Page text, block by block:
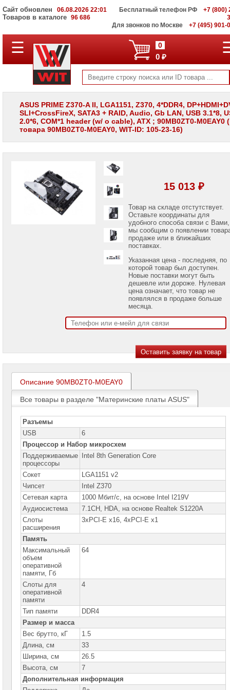
Сайт обновлен 06.08.2026 22:01
Товаров в каталоге 96 686
Бесплатный телефон РФ
+7 (800)
Для звонков по Москве
+7 (495) 901-
ПОЛНЫЙ
КАТАЛОГ
Корпоративные
серверы
WIT
Системы
хранения
данных
LCD
панели
Проекторы
Принтеры
Name
Пассивное
сетевое
оборудование
Активное
сетевое
оборудование
СХД
системы
хранения
данных
Компоненты
компьютеров
Платформы
малого
размера
Материнские
платы
Материнские
платы
ASUS
►
Материнские
платы
GIGABYTE
Процессоры
☰ 0
0 ₽
ASUS PRIME Z370-A II, LGA1151, Z370, 4*DDR4,
SLI+CrossFireX, SATA3 + RAID, Audio, Gb LAN, USB 3.1*8,
2.0*6, COM*1 header (w/ o cable), ATX ; 90MB0ZT0-M0EAY0
товара 90MB0ZT0-M0EAY0, WIT-ID: 105-23-16)
15 013 ₽
Товар на складе отстутствует.
Оставьте координаты для
удобного способа связи с Вами,
мы сообщим о появлении
продаже или в ближайших
поставках.
Указанная цена - последняя, по
которой товар был доступен.
Новые поставки могут быть
дешевле или дороже. Нулевая
цена означает, что товар не
появлялся в продаже больше
месяца.
Описание 90MB0ZT0-M0EAY0
Все товары в разделе "Материнские платы ASUS"
Разъемы
USB
6
Процессор и Набор микросхем
Поддерживаемые
процессоры
Intel 8th Generation Core
Сокет
LGA1151 v2
Чипсет
Intel Z370
Cетевая карта
1000 Мбит/с, на основе Intel I219V
Аудиосистема
7.1CH, HDA, на основе Realtek S1220A
Слоты
расширения
3xPCI-E x16, 4xPCI-E x1
Память
Максимальный
объем
оперативной
памяти, Гб
64
Слоты для
оперативной
памяти
4
Тип памяти
DDR4
Размер и масса
Вес брутто, кГ
1.5
Длина, см
33
Ширина, см
26.5
Высота, см
7
Дополнительная информация